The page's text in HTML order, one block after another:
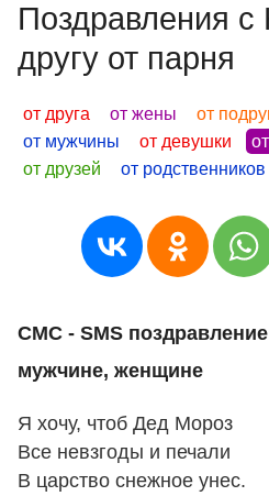
Поздравления
другу от парня
от друга от жены от
от мужчины
от девушки
от друзей
от родственников
СМС - SMS
мужчине, женщине
Я хочу, чтоб Дед Мороз
Все невзгоды и печали
В царство снежное унес.